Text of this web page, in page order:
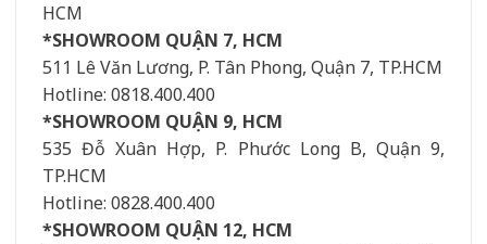
HCM
*SHOWROOM QUẬN 7, HCM
511 Lê Văn Lương, P. Tân Phong, Quận 7, TP.HCM
Hotline: 0818.400.400
*SHOWROOM QUẬN 9, HCM
535 Đỗ Xuân Hợp, P. Phước Long B, Quận 9,
TP.HCM
Hotline: 0828.400.400
*SHOWROOM QUẬN 12, HCM